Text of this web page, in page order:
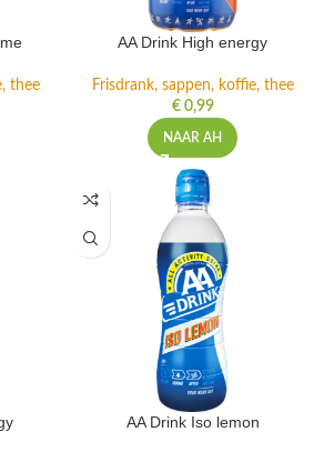
thee
AA Drink High energy
Frisdrank, sappen, koffie, thee
€0,99
NAAR AH
AA Drink Iso lemon